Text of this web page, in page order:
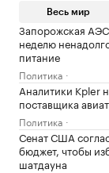
Весь мир
Запорожская АЭС
неделю
питание
Политика
Аналитики Kpler
поставщика
Политика
Сенат США
бюджет, чтобы
шатдауна